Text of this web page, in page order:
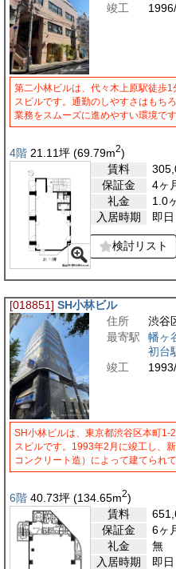
竣工
第二小林ビルは、代々木上原駅徒歩
スビルです。通勤のしやすさはもち
業務をスムーズに進めやすい環境で
4階 21.11坪 (69.79m2)
賃料
保証金
4ヶ
礼金
1.0
入居時期
即日
検討リスト
[018851] SH小林ビル
住所
渋谷
最寄駅
幡ヶ
初台
竣工
SH小林ビルは、東京都渋谷区本町1-
スビルです。1993年2月に竣工し、
コンクリート造）によって建てられ
6階 40.73坪 (134.65m2)
賃料
保証金
6ヶ
礼金
無
入居時期
即日